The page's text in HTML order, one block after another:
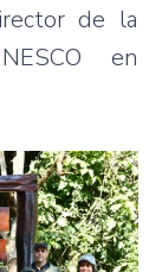
de la
en